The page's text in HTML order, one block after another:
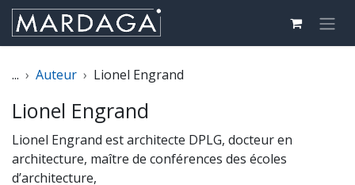
Se rendre au contenu
... Auteur Lionel Engrand
Lionel Engrand
Lionel Engrand est architecte DPLG, docteur en
architecture, maître de conférences des écoles
d’architecture,